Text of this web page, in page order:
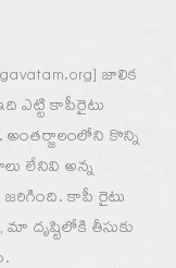
జాలిక
ఎట్టి కాపీరైటు
అంతర్జాలంలోని కొన్ని
లేనివి అన్న
కాపీ రైటు
దృష్టిలోకి తీసుకు